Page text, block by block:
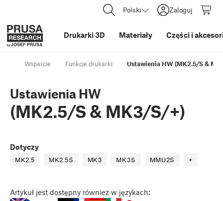
Polski Zaloguj
Drukarki 3D Materiały Części i
Wsparcie Funkcje drukarki Ustawienia HW (MK2.5/S &
Ustawienia HW
(MK2.5/S & MK3/S/+)
Dotyczy
MK2.5 MK2.5S MK3 MK3S MMU2S +
Artykuł jest dostępny również w językach: